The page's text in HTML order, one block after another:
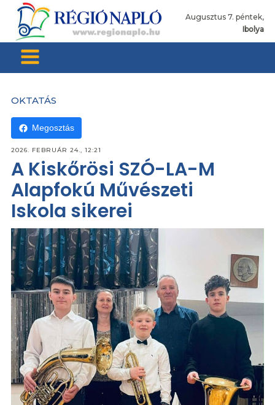
Augusztus 7. péntek,
Ibolya
OKTATÁS
Megosztás
2026. FEBRUÁR 24., 12:21
A Kiskőrösi SZÓ-LA-M
Alapfokú Művészeti
Iskola sikerei